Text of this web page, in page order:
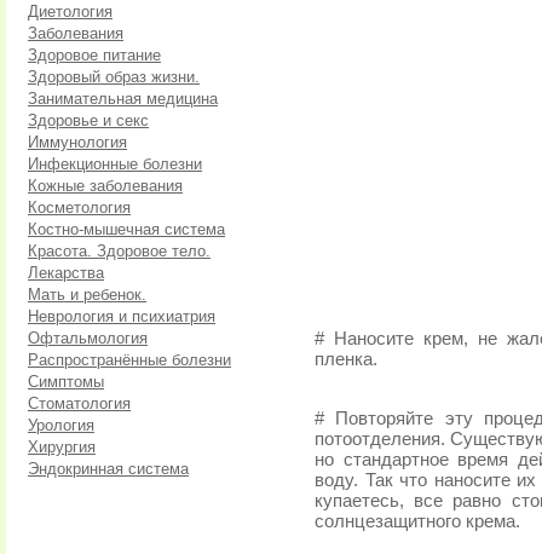
Диетология
Заболевания
Здоровое питание
Здоровый образ жизни.
Занимательная медицина
Здоровье и секс
Иммунология
Инфекционные болезни
Кожные заболевания
Косметология
Костно-мышечная система
Красота. Здоровое тело.
Лекарства
Мать и ребенок.
Неврология и психиатрия
Офтальмология
Распространённые болезни
Симптомы
Стоматология
Урология
Хирургия
Эндокринная система
# Наносите крем, не
пленка.
# Повторяйте эту
потоотделения.
но стандартное время
воду. Так что наносите
купаетесь, все равно
солнцезащитного крема.